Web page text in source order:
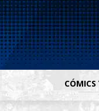
CÓMICS